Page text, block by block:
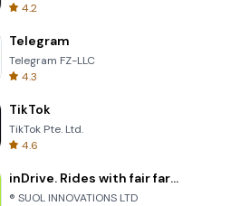
4.2
Telegram
Telegram FZ-LLC
4.3
TikTok
TikTok Pte. Ltd.
4.6
inDrive. Rides with fair fares
® SUOL INNOVATIONS LTD